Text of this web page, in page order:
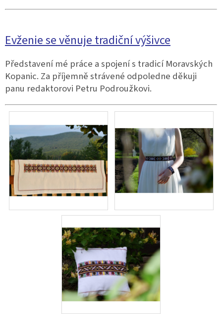
Evženie se věnuje tradiční výšivce
Představení mé práce a spojení s tradicí Moravských
Kopanic. Za příjemně strávené odpoledne děkuji
panu redaktorovi Petru Podroužkovi.